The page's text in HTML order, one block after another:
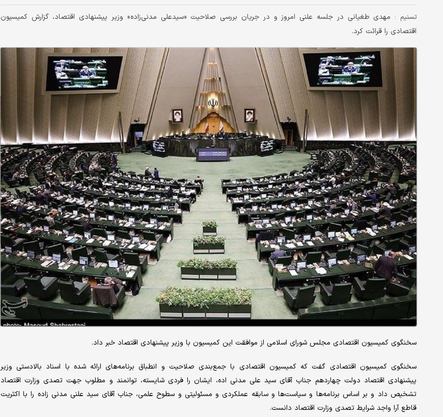
تسنیم : مهدی طغیانی در جلسه علنی امروز و در جریان بررسی صلاحیت «سیدعلی مدنی‌زاده» وزیر پیشنهادی اقتصاد، گزارش کمیسیون
اقتصادی را قرائت کرد.
سخنگوی کمیسیون اقتصادی مجلس شورای اسلامی از موافقت این کمیسیون با وزیر پیشنهادی اقتصاد خبر داد.
سخنگوی کمیسیون اقتصادی گفت که کمیسیون اقتصادی با جمع‌بندی صلاحیت و انطباق برنامه‌های ارائه شده با اسناد بالادستی وزیر
پیشنهادی اقتصاد دولت چهاردهم جناب آقای سید علی مدنی‌ اده، ایشان را فردی شایسته، توانمند و مطلوب جهت تصدی وزارت اقتصاد
تشخیص داد و بر اساس برنامه‌ها و سیاست‌ها و سابقه عملکردی و مسئولیتی و سطوح علمی، جناب آقای سید علنی مدنی زاده را با اکثریت
قاطع آرا واجد شرایط تصدی وزارت اقتصاد دانست.